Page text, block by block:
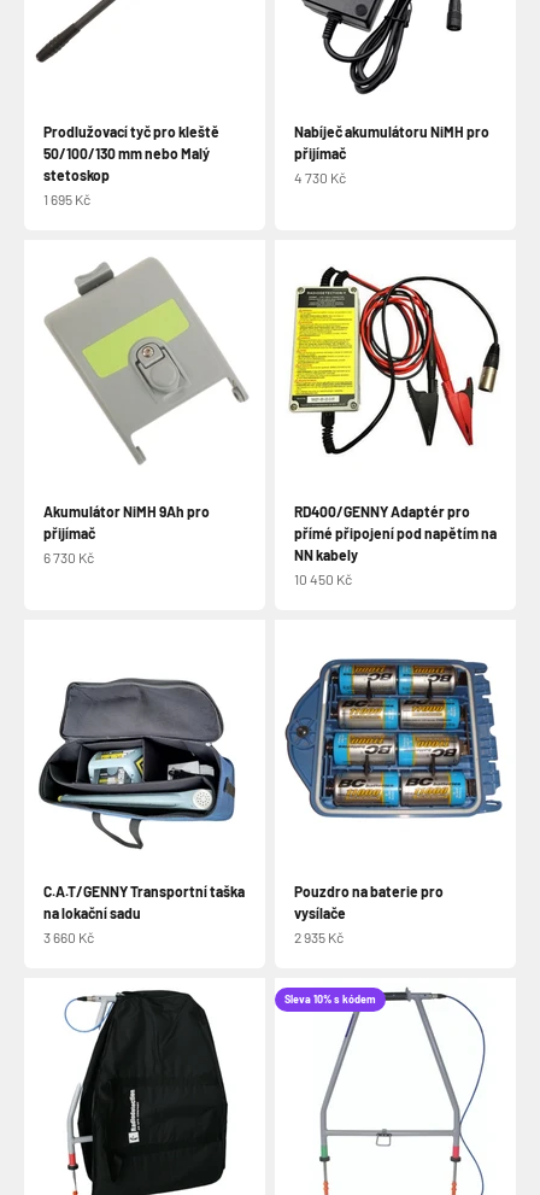
Prodlužovací tyč pro kleště
50/100/130 mm nebo Malý
stetoskop
Prodejní cena
1 695 Kč
Nabíječ akumulátoru NiMH pro
přijímač
Prodejní cena
4 730 Kč
Akumulátor NiMH 9Ah pro
přijímač
Prodejní cena
6 730 Kč
RD400/GENNY Adaptér pro
přímé připojení pod napětím na
NN kabely
Prodejní cena
10 450 Kč
C.A.T/GENNY Transportní taška
na lokační sadu
Prodejní cena
3 660 Kč
Pouzdro na baterie pro
vysílače
Prodejní cena
2 935 Kč
Sleva 10% s kódem